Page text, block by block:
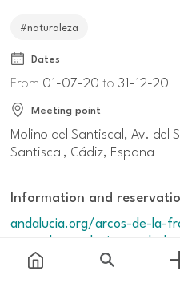
#naturaleza
Dates
From 01-07-20to 31-12-20
Meeting point
Molino del Santiscal, Av. del
Santiscal, Cádiz, España
Information and
andalucia.org/arcos-de-la-
natural-y-ecologico-en-la-